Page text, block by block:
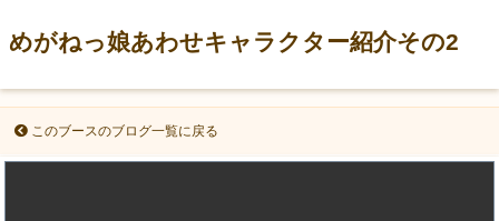
めがねっ娘あわせキャラクター紹介その2
このブースのブログ一覧に戻る